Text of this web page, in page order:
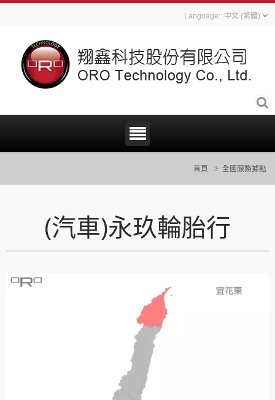
中文 (繁體)
首頁 全國服務據點
(汽車)永玖輪胎行